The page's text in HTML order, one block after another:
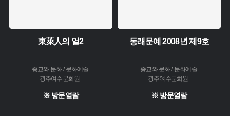
東萊人의 얼2
종교와 문화 / 문화예술
광주여수문화원
※ 방문열람
동래문예 2008년 제9호
종교와 문화 / 문화예술
광주여수문화원
※ 방문열람